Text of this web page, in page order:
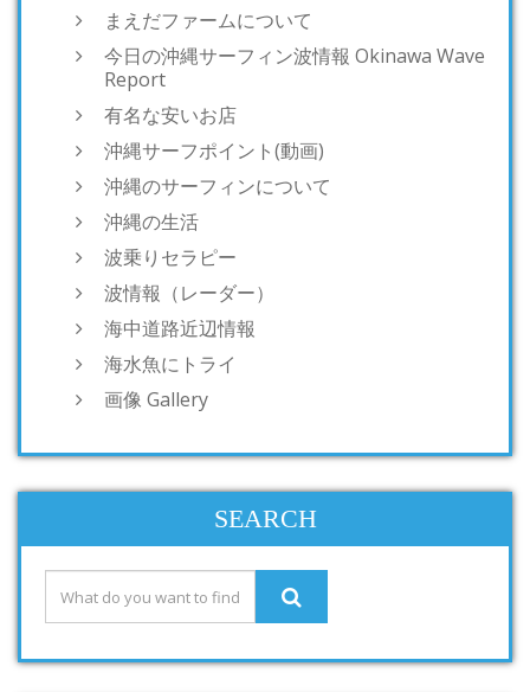
まえだファームについて
今日の沖縄サーフィン波情報 Okinawa Wave
Report
有名な安いお店
沖縄サーフポイント(動画)
沖縄のサーフィンについて
沖縄の生活
波乗りセラピー
波情報（レーダー）
海中道路近辺情報
海水魚にトライ
画像 Gallery
SEARCH